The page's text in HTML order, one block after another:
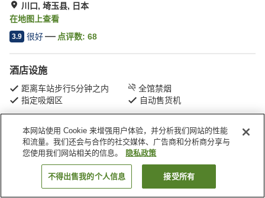
川口, 埼玉县, 日本
在地图上查看
3.9 很好 点评数: 68
酒店设施
距离车站步行5分钟之内
全馆禁烟
指定吸烟区
自动售货机
首页 日本 埼玉县 川口 西川口每周酒店
搜索客房
本网站使用 Cookie 来增强用户体验，并分析我们网站的性能
和流量。我们还会与合作的社交媒体、广告商和分析商分享与
您使用我们网站相关的信息。
隐私政策
不得出售我的个人信息 接受所有